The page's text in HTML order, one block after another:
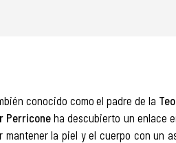
conocido como el padre de la
Perriconeha descubierto un enlace
la piel y el cuerpo con un